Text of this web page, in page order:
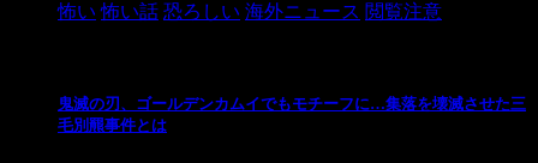
怖い 怖い話 恐ろしい 海外ニュース 閲覧注意
鬼滅の刃、ゴールデンカムイでもモチーフに…集落を壊滅させた三
毛別羆事件とは